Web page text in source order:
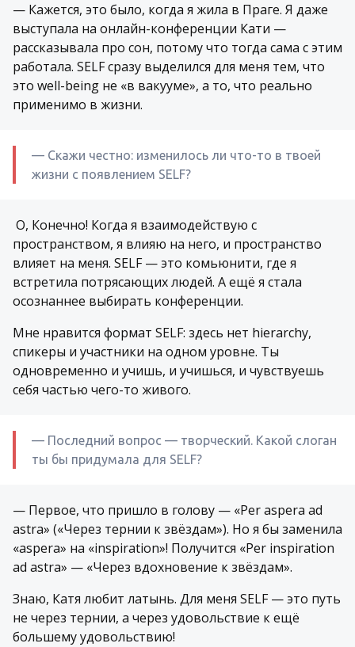
— Кажется, это было, когда я жила в Праге. Я даже
выступала на онлайн-конференции Кати —
рассказывала про сон, потому что тогда сама с этим
работала. SELF сразу выделился для меня тем, что
это well-being не «в вакууме», а то, что реально
применимо в жизни.
— Скажи честно: изменилось ли что-то в твоей
жизни с появлением SELF?
О, Конечно! Когда я взаимодействую с
пространством, я влияю на него, и пространство
влияет на меня. SELF — это комьюнити, где я
встретила потрясающих людей. А ещё я стала
осознаннее выбирать конференции.
Мне нравится формат SELF: здесь нет hierarchy,
спикеры и участники на одном уровне. Ты
одновременно и учишь, и учишься, и чувствуешь
себя частью чего-то живого.
— Последний вопрос — творческий. Какой слоган
ты бы придумала для SELF?
— Первое, что пришло в голову — «Per aspera ad
astra» («Через тернии к звёздам»). Но я бы заменила
«aspera» на «inspiration»! Получится «Per inspiration
ad astra» — «Через вдохновение к звёздам».
Знаю, Катя любит латынь. Для меня SELF — это путь
не через тернии, а через удовольствие к ещё
большему удовольствию!